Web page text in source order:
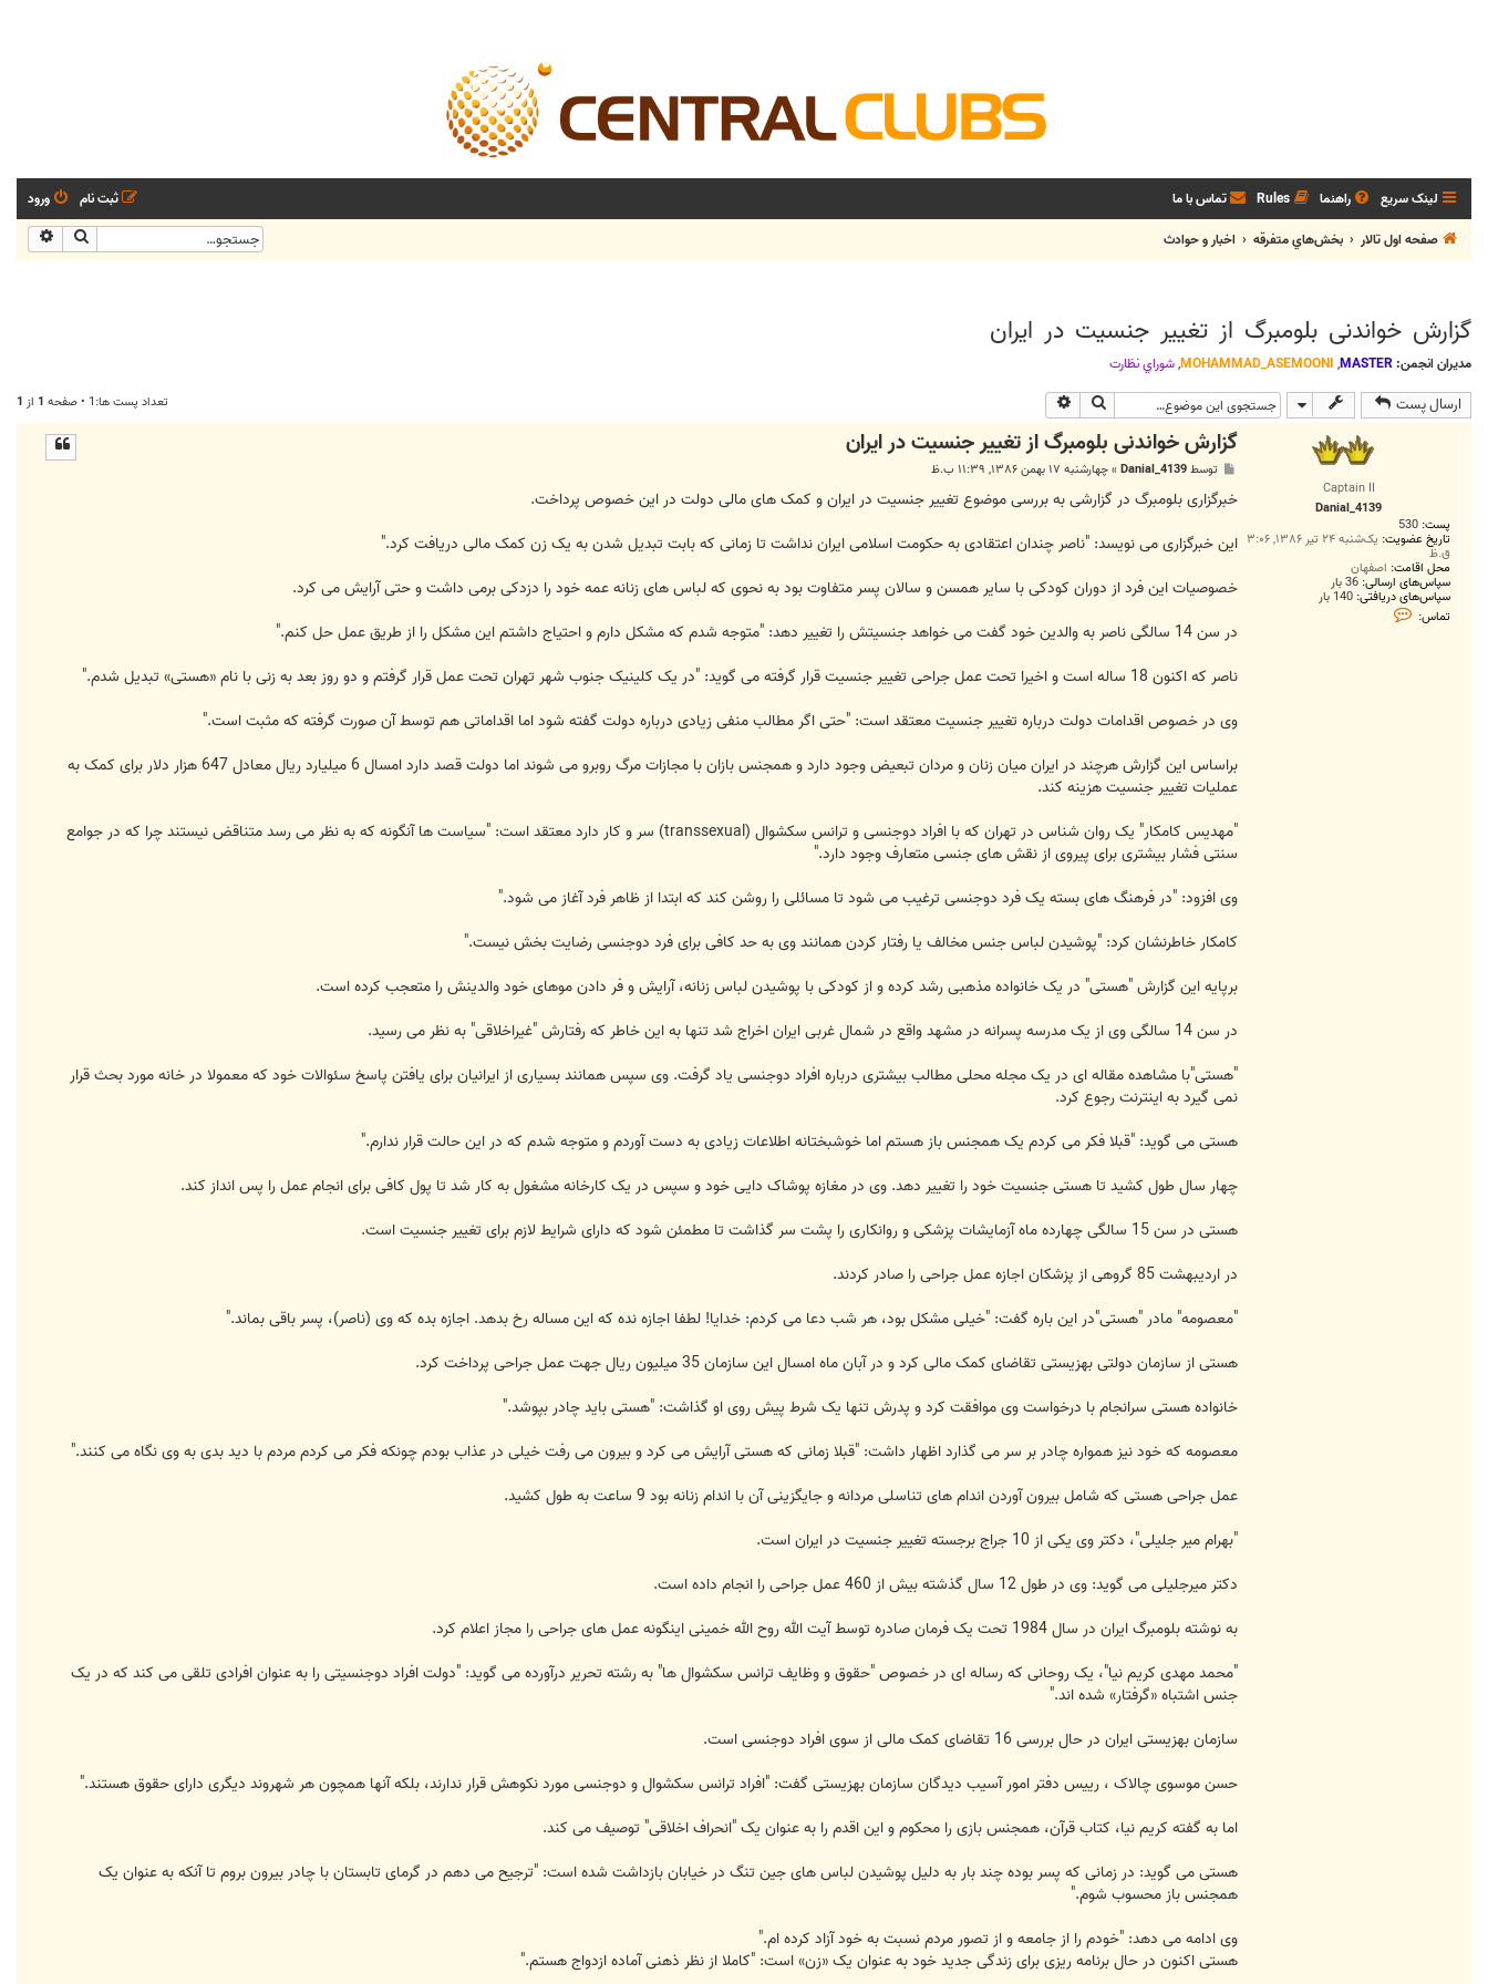
لینک سریع راهنما Rules تماس با ما ورود
ثبت نام
صفحه اول تالار
بخش‌‌هاي متفرقه اخبار و حوادث جستجو
گزارش خواندنی بلومبرگ از تغییر جنسیت در ایران
مدیران انجمن: MASTER
,
MOHAMMAD_ASEMOONI
,شوراي نظارت
ارسال پست جستجو تعداد پست ها:1 • صفحه 1 از 1
Captain II
Danial_4139
پست: 530
تاریخ عضویت: یک‌شنبه ۲۴ تیر ۱۳۸۶, ۳:۰۶
ق.ظ
محل اقامت: اصفهان
سپاس‌های ارسالی: 36 بار
سپاس‌های دریافتی: 140 بار
تماس:
ت
گزارش خواندنی بلومبرگ از تغییر جنسیت در ایران
ت
توسطDanial_4139
»چهارشنبه ۱۷ بهمن ۱۳۸۶, ۱۱:۳۹ ب.ظ
خبرگزاری بلومبرگ در گزارشی به بررسی موضوع تغییر جنسیت در ایران و کمک های مالی دولت در این خصوص پرداخت.
این خبرگزاری می نویسد: "ناصر چندان اعتقادی به حکومت اسلامی ایران نداشت تا زمانی که بابت تبدیل شدن به یک زن کمک مالی دریافت کرد."
خصوصیات این فرد از دوران کودکی با سایر همسن و سالان پسر متفاوت بود به نحوی که لباس های زنانه عمه خود را دزدکی برمی داشت و حتی آرایش می کرد.
در سن 14 سالگی ناصر به والدین خود گفت می خواهد جنسیتش را تغییر دهد: "متوجه شدم که مشکل دارم و احتیاج داشتم این مشکل را از طریق عمل حل کنم."
ناصر که اکنون 18 ساله است و اخیرا تحت عمل جراحی تغییر جنسیت قرار گرفته می گوید: "در یک کلینیک جنوب شهر تهران تحت عمل قرار گرفتم و دو روز بعد به زنی با نام «هستی» تبدیل شدم."
وی در خصوص اقدامات دولت درباره تغییر جنسیت معتقد است: "حتی اگر مطالب منفی زیادی درباره دولت گفته شود اما اقداماتی هم توسط آن صورت گرفته که مثبت است."
براساس این گزارش هرچند در ایران میان زنان و مردان تبعیض وجود دارد و همجنس بازان با مجازات مرگ روبرو می شوند اما دولت قصد دارد امسال 6 میلیارد ریال معادل 647 هزار دلار برای کمک به
عملیات تغییر جنسیت هزینه کند.
"مهدیس کامکار" یک روان شناس در تهران که با افراد دوجنسی و ترانس سکشوال (transsexual) سر و کار دارد معتقد است: "سیاست ها آنگونه که به نظر می رسد متناقض نیستند چرا که در جوامع
سنتی فشار بیشتری برای پیروی از نقش های جنسی متعارف وجود دارد."
وی افزود: "در فرهنگ های بسته یک فرد دوجنسی ترغیب می شود تا مسائلی را روشن کند که ابتدا از ظاهر فرد آغاز می شود."
کامکار خاطرنشان کرد: "پوشیدن لباس جنس مخالف یا رفتار کردن همانند وی به حد کافی برای فرد دوجنسی رضایت بخش نیست."
برپایه این گزارش "هستی" در یک خانواده مذهبی رشد کرده و از کودکی با پوشیدن لباس زنانه، آرایش و فر دادن موهای خود والدینش را متعجب کرده است.
در سن 14 سالگی وی از یک مدرسه پسرانه در مشهد واقع در شمال غربی ایران اخراج شد تنها به این خاطر که رفتارش "غیراخلاقی" به نظر می رسید.
"هستی"با مشاهده مقاله ای در یک مجله محلی مطالب بیشتری درباره افراد دوجنسی یاد گرفت. وی سپس همانند بسیاری از ایرانیان برای یافتن پاسخ سئوالات خود که معمولا در خانه مورد بحث قرار
نمی گیرد به اینترنت رجوع کرد.
هستی می گوید: "قبلا فکر می کردم یک همجنس باز هستم اما خوشبختانه اطلاعات زیادی به دست آوردم و متوجه شدم که در این حالت قرار ندارم."
چهار سال طول کشید تا هستی جنسیت خود را تغییر دهد. وی در مغازه پوشاک دایی خود و سپس در یک کارخانه مشغول به کار شد تا پول کافی برای انجام عمل را پس انداز کند.
هستی در سن 15 سالگی چهارده ماه آزمایشات پزشکی و روانکاری را پشت سر گذاشت تا مطمئن شود که دارای شرایط لازم برای تغییر جنسیت است.
در اردیبهشت 85 گروهی از پزشکان اجازه عمل جراحی را صادر کردند.
"معصومه" مادر "هستی"در این باره گفت: "خیلی مشکل بود، هر شب دعا می کردم: خدایا! لطفا اجازه نده که این مساله رخ بدهد. اجازه بده که وی (ناصر)، پسر باقی بماند."
هستی از سازمان دولتی بهزیستی تقاضای کمک مالی کرد و در آبان ماه امسال این سازمان 35 میلیون ریال جهت عمل جراحی پرداخت کرد.
خانواده هستی سرانجام با درخواست وی موافقت کرد و پدرش تنها یک شرط پیش روی او گذاشت: "هستی باید چادر بپوشد."
معصومه که خود نیز همواره چادر بر سر می گذارد اظهار داشت: "قبلا زمانی که هستی آرایش می کرد و بیرون می رفت خیلی در عذاب بودم چونکه فکر می کردم مردم با دید بدی به وی نگاه می کنند."
عمل جراحی هستی که شامل بیرون آوردن اندام های تناسلی مردانه و جایگزینی آن با اندام زنانه بود 9 ساعت به طول کشید.
"بهرام میر جلیلی"، دکتر وی یکی از 10 جراج برجسته تغییر جنسیت در ایران است.
دکتر میرجلیلی می گوید: وی در طول 12 سال گذشته بیش از 460 عمل جراحی را انجام داده است.
به نوشته بلومبرگ ایران در سال 1984 تحت یک فرمان صادره توسط آیت الله روح الله خمینی اینگونه عمل های جراحی را مجاز اعلام کرد.
"محمد مهدی کریم نیا"، یک روحانی که رساله ای در خصوص "حقوق و وظایف ترانس سکشوال ها" به رشته تحریر درآورده می گوید: "دولت افراد دوجنسیتی را به عنوان افرادی تلقی می کند که در یک
جنس اشتباه «گرفتار» شده اند."
سازمان بهزیستی ایران در حال بررسی 16 تقاضای کمک مالی از سوی افراد دوجنسی است.
حسن موسوی چالاک ، رییس دفتر امور آسیب دیدگان سازمان بهزیستی گفت: "افراد ترانس سکشوال و دوجنسی مورد نکوهش قرار ندارند، بلکه آنها همچون هر شهروند دیگری دارای حقوق هستند."
اما به گفته کریم نیا، کتاب قرآن، همجنس بازی را محکوم و این اقدم را به عنوان یک "انحراف اخلاقی" توصیف می کند.
هستی می گوید: در زمانی که پسر بوده چند بار به دلیل پوشیدن لباس های جین تنگ در خیابان بازداشت شده است: "ترجیح می دهم در گرمای تابستان با چادر بیرون بروم تا آنکه به عنوان یک
همجنس باز محسوب شوم."
وی ادامه می دهد: "خودم را از جامعه و از تصور مردم نسبت به خود آزاد کرده ام."
هستی اکنون در حال برنامه ریزی برای زندگی جدید خود به عنوان یک «زن» است: "کاملا از نظر ذهنی آماده ازدواج هستم."